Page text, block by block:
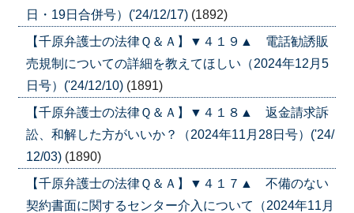
日・19日合併号）('24/12/17) (1892)
【千原弁護士の法律Ｑ＆Ａ】▼４１９▲ 電話勧誘販
売規制についての詳細を教えてほしい（2024年12月5
日号）('24/12/10) (1891)
【千原弁護士の法律Ｑ＆Ａ】▼４１８▲ 返金請求訴
訟、和解した方がいいか？（2024年11月28日号）('24/
12/03) (1890)
【千原弁護士の法律Ｑ＆Ａ】▼４１７▲ 不備のない
契約書面に関するセンター介入について（2024年11月